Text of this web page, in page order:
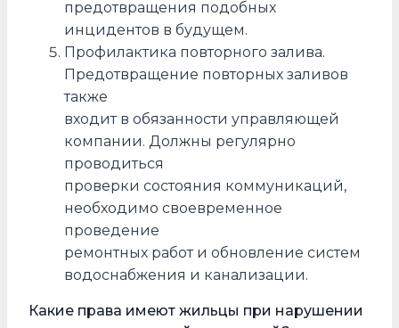
предотвращения подобных
инцидентов в будущем.
Профилактика повторного залива.
Предотвращение повторных заливов
также
входит в обязанности управляющей
компании. Должны регулярно
проводиться
проверки состояния коммуникаций,
необходимо своевременное
проведение
ремонтных работ и обновление систем
водоснабжения и канализации.
Какие права имеют жильцы при нарушении